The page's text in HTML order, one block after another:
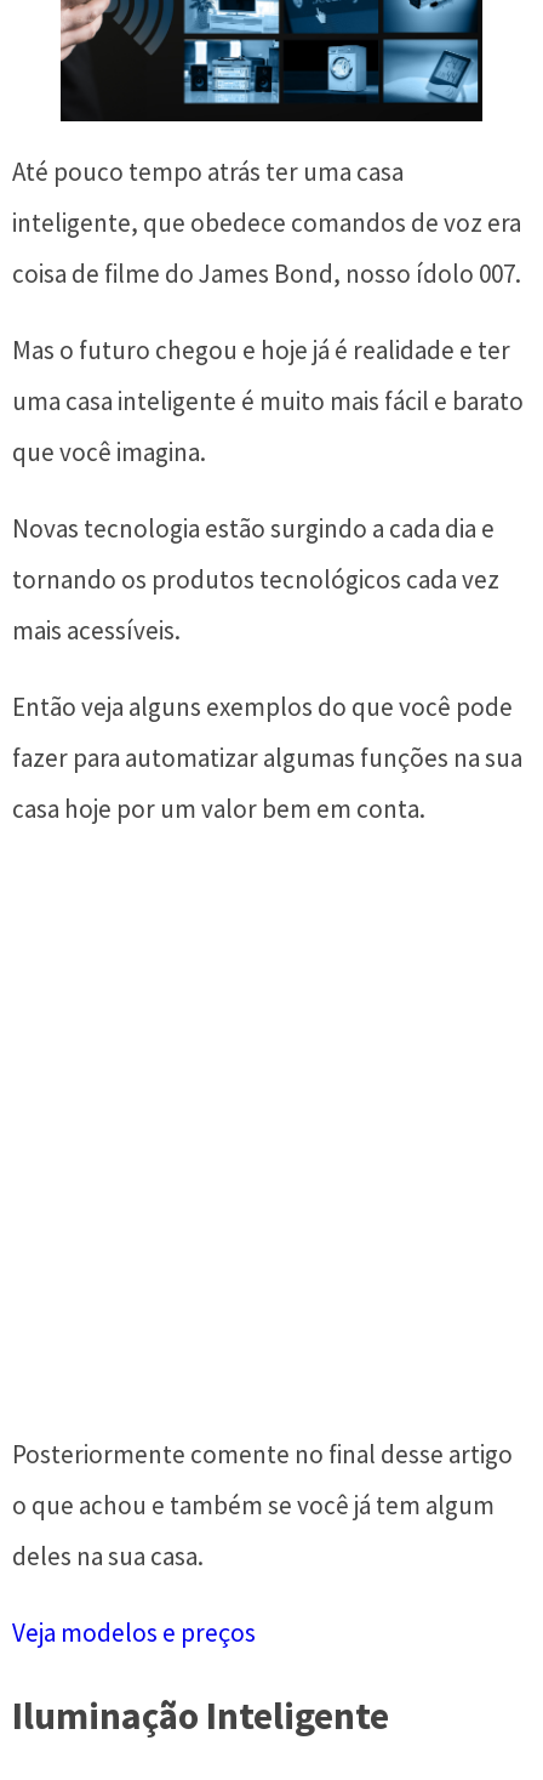
Até pouco tempo atrás ter uma casa
inteligente, que obedece comandos de voz era
coisa de filme do James Bond, nosso ídolo 007.
Mas o futuro chegou e hoje já é realidade e ter
uma casa inteligente é muito mais fácil e barato
que você imagina.
Novas tecnologia estão surgindo a cada dia e
tornando os produtos tecnológicos cada vez
mais acessíveis.
Então veja alguns exemplos do que você pode
fazer para automatizar algumas funções na sua
casa hoje por um valor bem em conta.
Posteriormente comente no final desse artigo
o que achou e também se você já tem algum
deles na sua casa.
Veja modelos e preços
Iluminação Inteligente